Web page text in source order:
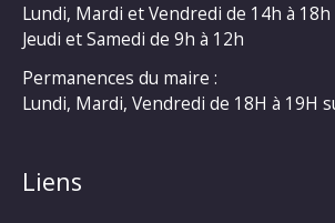
Lundi, Mardi et Vendredi de 14h à 18h
Jeudi et Samedi de 9h à 12h
Permanences du maire :
Lundi, Mardi, Vendredi de 18H à 19H
Liens